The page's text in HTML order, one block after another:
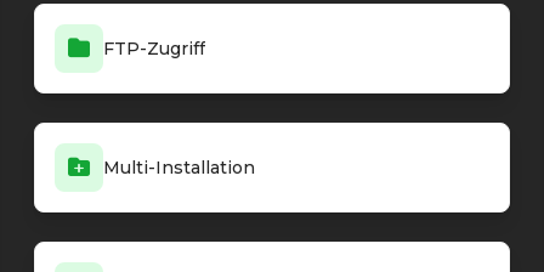
FTP-Zugriff
Multi-Installation